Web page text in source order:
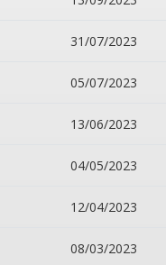
31/07/2023
05/07/2023
13/06/2023
04/05/2023
12/04/2023
08/03/2023